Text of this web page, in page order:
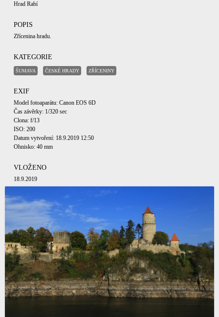
Hrad Rabí
POPIS
Zřícenina hradu.
KATEGORIE
ŠUMAVA ČESKÉ HRADY ZŘÍCENINY
EXIF
Model fotoaparátu: Canon EOS 6D
Čas závěrky: 1/320 sec
Clona: f/13
ISO: 200
Datum vytvoření: 18.9.2019 12:50
Ohnisko: 40 mm
VLOŽENO
18.9.2019